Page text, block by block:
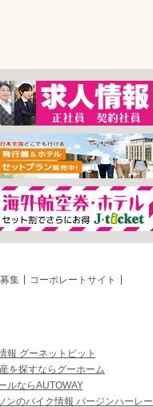
集 コーポレートサイト
報 グーネットピット
を探すならグーホーム
ルならAUTOWAY
ンのバイク情報 バージンハーレー